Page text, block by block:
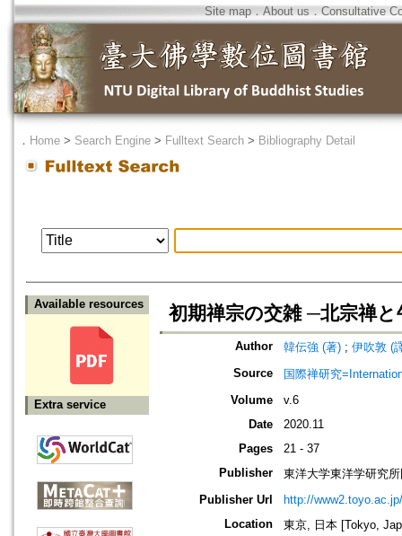
Site map．About us ． Consultative
． Home > Search Engine > Fulltext Search > Bibliography Detail
Available resources
Extra service
初期禅宗の交雑 ─北宗禅
Author 韓伝強 (著) ; 伊吹敦 (
Source
国際禅研究
Volume
v.6
Date
2020.11
Pages
21 - 37
Publisher
東洋大学東洋学研究
Publisher Url
http://
Location
東京, 日本 [Tokyo,